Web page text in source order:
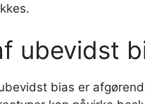
ubevidst
bias er